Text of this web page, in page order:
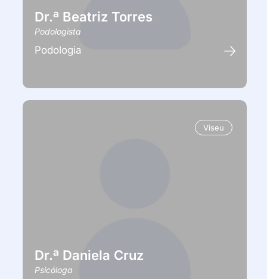
Dr.ª Beatriz Torres
Podologista
Podologia
Viseu
Dr.ª Daniela Cruz
Psicóloga